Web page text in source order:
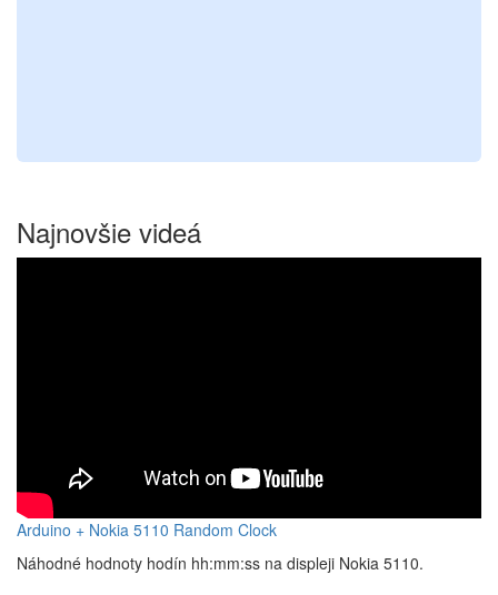
Najnovšie videá
Arduino + Nokia 5110 Random Clock
Náhodné hodnoty hodín hh:mm:ss na displeji Nokia 5110.